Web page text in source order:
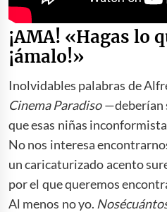
¡AMA! «Hagas lo
¡ámalo!»
Inolvidables palabras de
Cinema Paradiso—deberían
que esas niñas
No nos interesa
un caricaturizado acento
por el que queremos
Al menos no yo.